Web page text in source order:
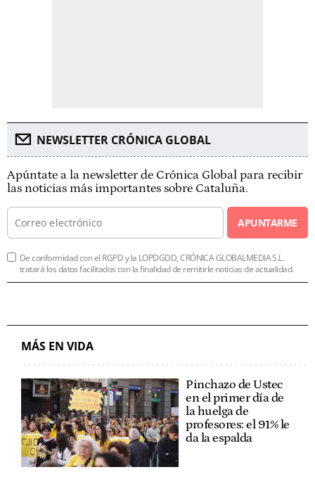
NEWSLETTER CRÓNICA GLOBAL
Apúntate a la newsletter de Crónica Global para recibir
las noticias más importantes sobre Cataluña.
APUNTARME
De conformidad con el RGPD y la LOPDGDD, CRÓNICA GLOBALMEDIA S.L.
tratará los datos facilitados con la finalidad de remitirle noticias de actualidad.
MÁS EN VIDA
Pinchazo de Ustec
en el primer día de
la huelga de
profesores: el 91% le
da la espalda